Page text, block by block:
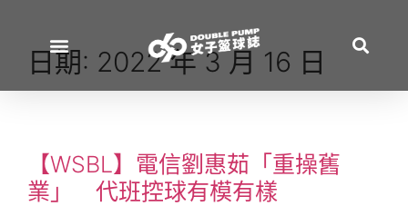
日期: 2022 年 3 月 16 日
【WSBL】電信劉惠茹「重操舊
業」 代班控球有模有樣